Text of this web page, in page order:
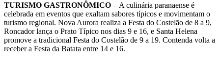
TURISMO GASTRONÔMICO – A culinária paranaense é
celebrada em eventos que exaltam sabores típicos e movimentam o
turismo regional. Nova Aurora realiza a Festa do Costelão de 8 a 9,
Roncador lança o Prato Típico nos dias 9 e 16, e Santa Helena
promove a tradicional Festa do Costelão de 9 a 19. Contenda volta a
receber a Festa da Batata entre 14 e 16.